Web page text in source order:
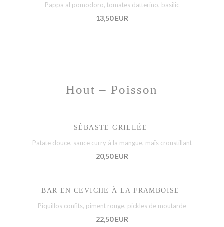
Pappa al pomodoro, tomates datterino, basilic
13,50 EUR
Hout – Poisson
SÉBASTE GRILLÉE
Patate douce, sauce curry à la mangue, maïs croustillant
20,50 EUR
BAR EN CEVICHE À LA FRAMBOISE
Piquillos confits, piment rouge, pickles de moutarde
22,50 EUR